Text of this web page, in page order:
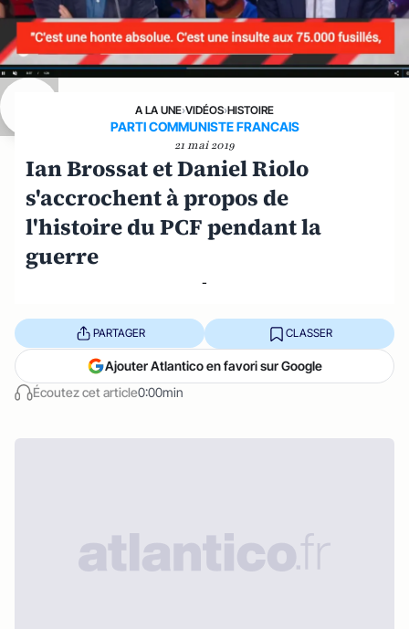
A LA UNE›VIDÉOS›HISTOIRE
PARTI COMMUNISTE FRANCAIS
21 mai 2019
Ian Brossat et Daniel Riolo
s'accrochent à propos de
l'histoire du PCF pendant la
guerre
-
Écoutez cet article0:00min
PARTAGER CLASSER
Ajouter Atlantico en favori sur Google